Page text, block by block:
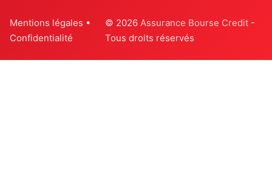
Mentions légales •
Confidentialité
© 2026 Assurance Bourse Credit -
Tous droits réservés